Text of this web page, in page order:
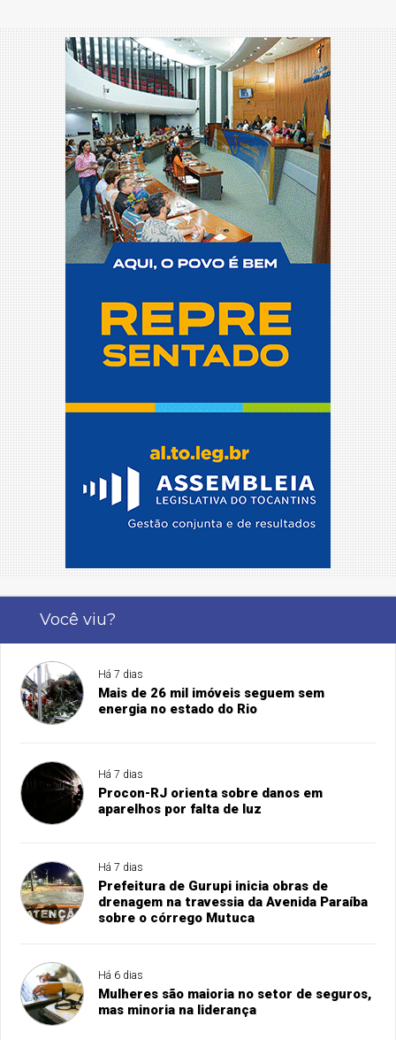
Você viu?
Há 7 dias
Mais de 26 mil imóveis seguem sem
energia no estado do Rio
Há 7 dias
Procon-RJ orienta sobre danos em
aparelhos por falta de luz
Há 7 dias
Prefeitura de Gurupi inicia obras de
drenagem na travessia da Avenida Paraíba
sobre o córrego Mutuca
Há 6 dias
Mulheres são maioria no setor de seguros,
mas minoria na liderança